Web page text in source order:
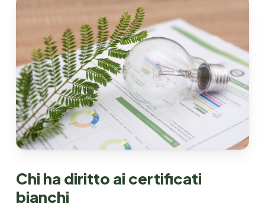
Chi ha diritto ai certificati
bianchi